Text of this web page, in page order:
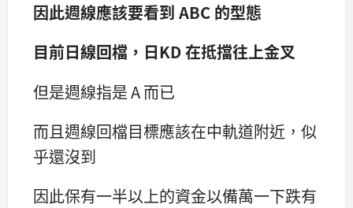
因此週線應該要看到 ABC 的型態
目前日線回檔，日KD 在抵擋往上金叉
但是週線指是 A 而已
而且週線回檔目標應該在中軌道附近，似
乎還沒到
因此保有一半以上的資金以備萬一下跌有